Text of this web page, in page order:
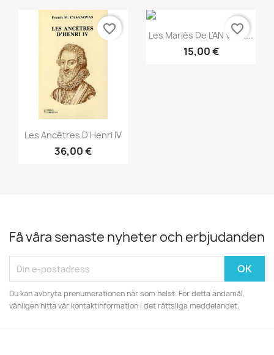
Snabbvy
Les Ancêtres D'Henri IV
36,00 €
favorite_border Snabbvy
Les Mariés De L'AN VII Et...
15,00 €
favorite_border
Få våra senaste nyheter och erbjudanden
Du kan avbryta prenumerationen när som helst. För detta ändamål,
vänligen hitta vår kontaktinformation i det rättsliga meddelandet.